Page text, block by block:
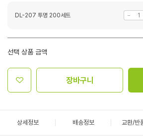
DL-207 투명 200세트
선택 상품 금액
장바구니
상세정보 배송정보 교환/반